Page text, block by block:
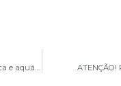
Procedimentos de reabertura das academias (área seca e aquática) ATENÇÃO!